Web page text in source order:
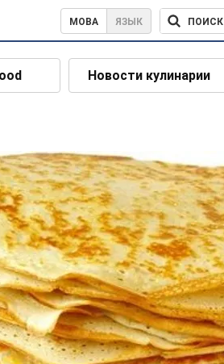
МОВА ЯЗЫК ПОИСК
Новости кулинарии